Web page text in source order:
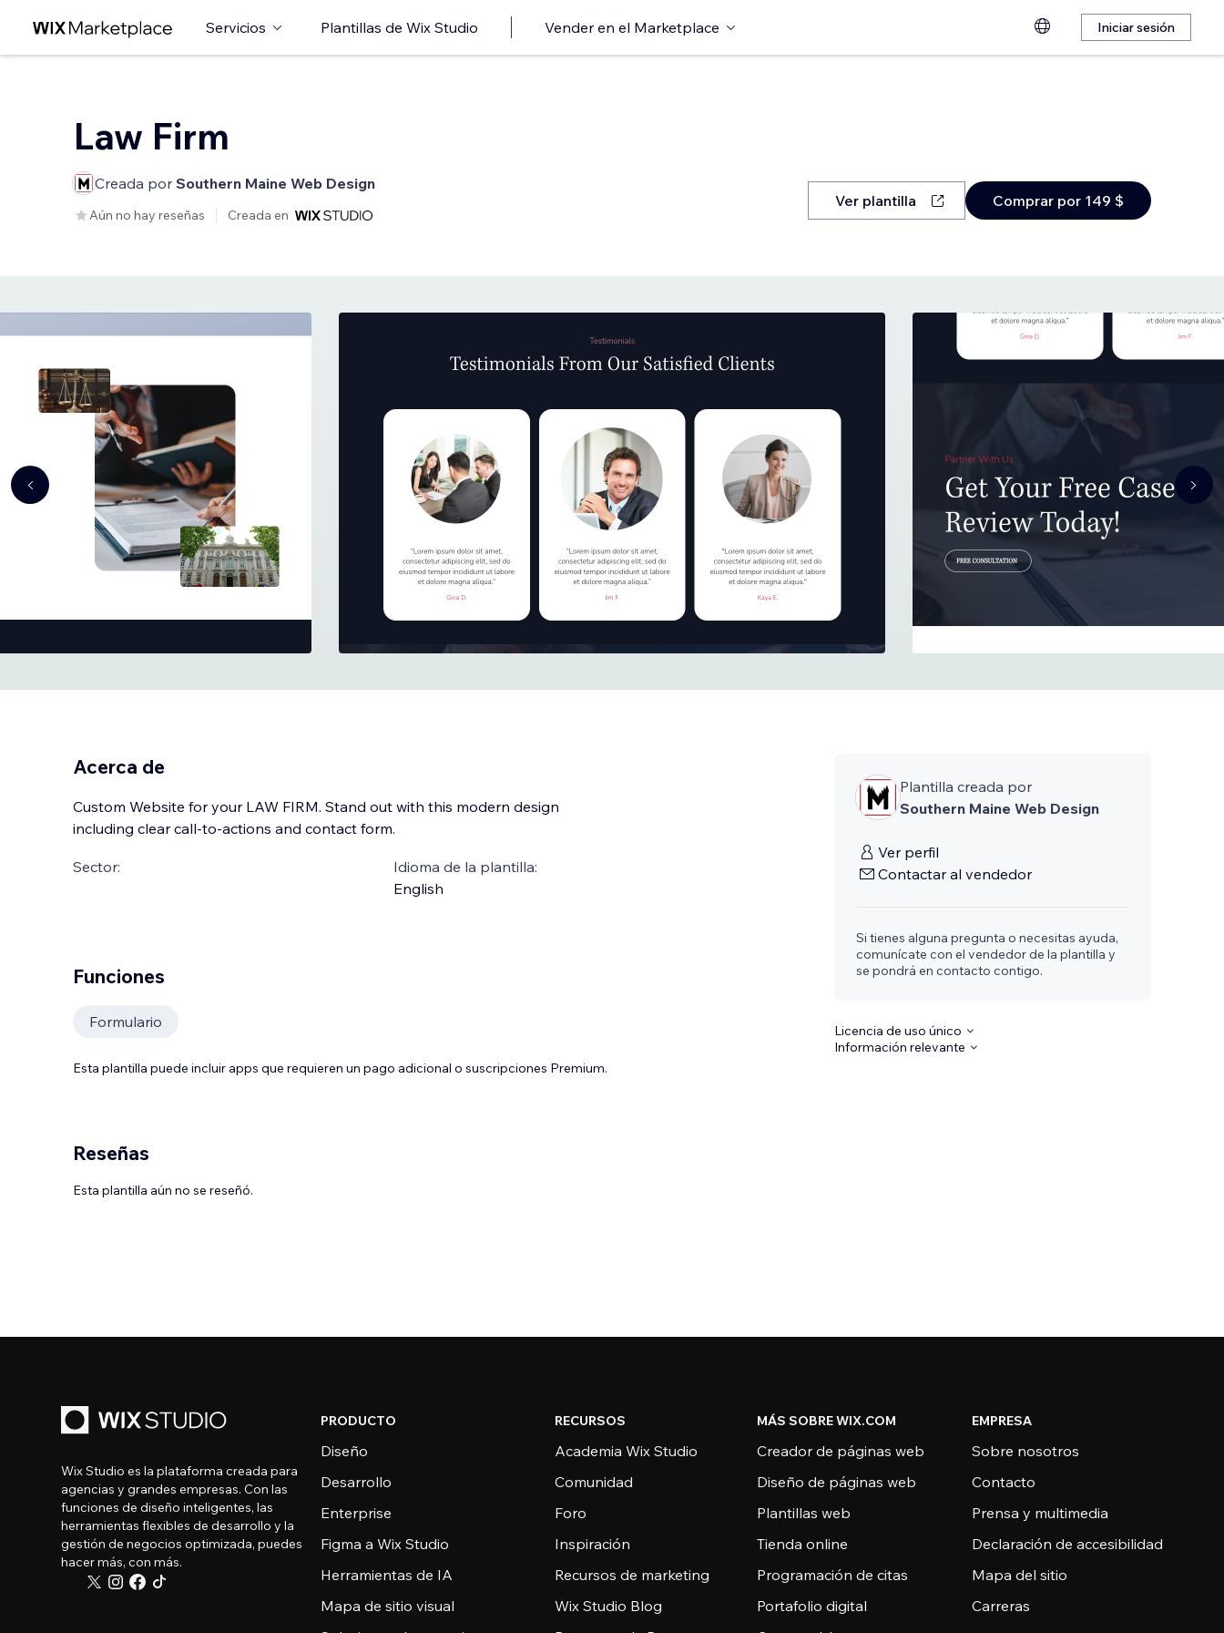
Servicios Plantillas de Wix Studio Vender en el Marketplace Iniciar sesión
Law Firm
Creada por Southern Maine Web Design
Aún no hay reseñas Creada en
Ver plantilla Comprar por 149 $
Acerca de
Custom Website for your LAW FIRM. Stand out with this modern design
including clear call-to-actions and contact form.
Sector:
Idioma de la plantilla:
English
Plantilla creada por
Southern Maine Web Design
Ver perfil
Contactar al vendedor
Si tienes alguna pregunta o necesitas ayuda,
comunícate con el vendedor de la plantilla y
se pondrá en contacto contigo.
Licencia de uso único
Información relevante
Funciones
Formulario
Esta plantilla puede incluir apps que requieren un pago adicional o suscripciones Premium.
Reseñas
Esta plantilla aún no se reseñó.
Wix Studio es la plataforma creada para
agencias y grandes empresas. Con las
funciones de diseño inteligentes, las
herramientas flexibles de desarrollo y la
gestión de negocios optimizada, puedes
hacer más, con más.
PRODUCTO
Diseño
Desarrollo
Enterprise
Figma a Wix Studio
Herramientas de IA
Mapa de sitio visual
RECURSOS
Academia Wix Studio
Comunidad
Foro
Inspiración
Recursos de marketing
Wix Studio Blog
MÁS SOBRE WIX.COM
Creador de páginas web
Diseño de páginas web
Plantillas web
Tienda online
Programación de citas
Portafolio digital
EMPRESA
Sobre nosotros
Contacto
Prensa y multimedia
Declaración de accesibilidad
Mapa del sitio
Carreras